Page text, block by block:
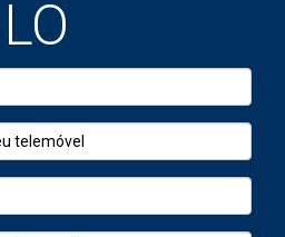
e cumprimento de
locais.
Compradores
país estrangeiro, é crucial ter
de serviços. Como
experiente, ofereço uma
LO